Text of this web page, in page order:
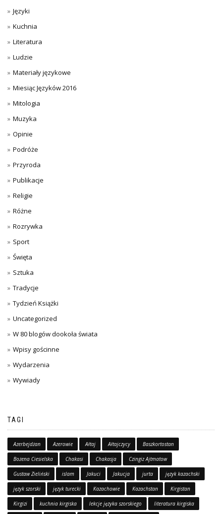
Języki
Kuchnia
Literatura
Ludzie
Materiały językowe
Miesiąc Języków 2016
Mitologia
Muzyka
Opinie
Podróże
Przyroda
Publikacje
Religie
Różne
Rozrywka
Sport
Święta
Sztuka
Tradycje
Tydzień Książki
Uncategorized
W 80 blogów dookoła świata
Wpisy gościnne
Wydarzenia
Wywiady
TAGI
Azerbejdżan Azerowie Ałtaj Ałtajczycy Baszkortostan
Bożena Ciesielska Chakasi Chakasja Czingiz Ajtmatow
Gustaw Zieliński islam Jakuci Jakucja jurta język kazachski
język szorski język turecki Kazachowie Kazachstan Kirgistan
Kirgizi kuchnia kirgiska lekcje języka szorskiego literatura kirgiska